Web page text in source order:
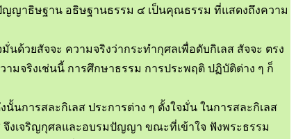
ญญาธิษฐาน อธิษฐานธรรม ๔ เป็นคุณธรรม ที่แสดงถึงความ
ด้วยสัจจะ ความจริงว่ากระทำกุศลเพื่อดับกิเลส สัจจะ ตรง
ามจริงเช่นนี้ การศึกษาธรรม การประพฤติ ปฏิบัติต่าง ๆ ก็
การสละกิเลส ประการต่าง ๆ ตั้งใจมั่น ในการสละกิเลส
งเจริญกุศลและอบรมปัญญา ขณะที่เข้าใจ ฟังพระธรรม